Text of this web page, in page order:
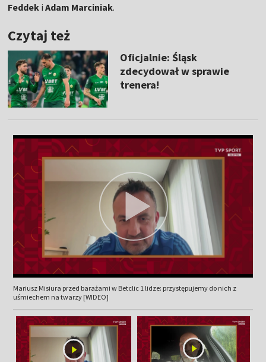
Feddek iAdam Marciniak.
Czytaj też
Oficjalnie: Śląsk
zdecydował w sprawie
trenera!
Mariusz Misiura przed barażami w Betclic 1 lidze: przystępujemy do nich z
uśmiechem na twarzy [WIDEO]